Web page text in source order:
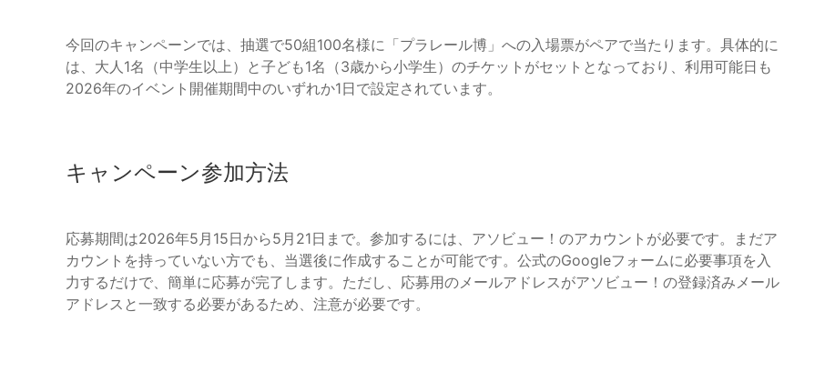
今回のキャンペーンでは、抽選で50組100名様に「プラレール博」への入場票がペアで当たります。具体的に
は、大人1名（中学生以上）と子ども1名（3歳から小学生）のチケットがセットとなっており、利用可能日も
2026年のイベント開催期間中のいずれか1日で設定されています。
キャンペーン参加方法
応募期間は2026年5月15日から5月21日まで。参加するには、アソビュー！のアカウントが必要です。まだア
カウントを持っていない方でも、当選後に作成することが可能です。公式のGoogleフォームに必要事項を入
力するだけで、簡単に応募が完了します。ただし、応募用のメールアドレスがアソビュー！の登録済みメール
アドレスと一致する必要があるため、注意が必要です。